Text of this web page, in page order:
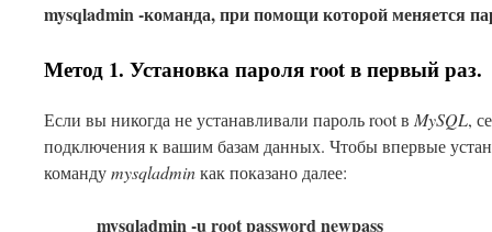
mysqladmin -команда, при помощи которой меняется
Метод 1. Установка пароля root в первый раз.
Если вы никогда не устанавливали пароль root в MySQL,
подключения к вашим базам данных. Чтобы впервые
командуmysqladminкак показано далее:
mysqladmin -u root password newpass